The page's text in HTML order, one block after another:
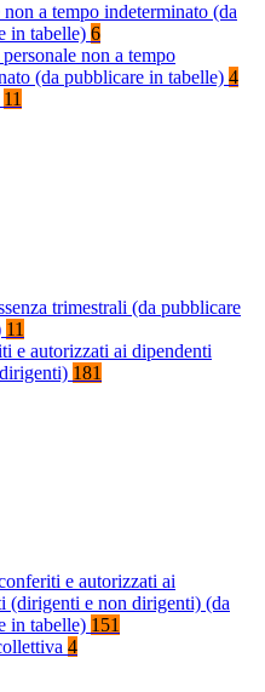
non a tempo indeterminato (da
in tabelle) 6
non a tempo
(da pubblicare in tabelle) 4
11
trimestrali (da pubblicare
11
e autorizzati ai dipendenti
181
e autorizzati ai
(dirigenti e non dirigenti) (da
in tabelle) 151
4